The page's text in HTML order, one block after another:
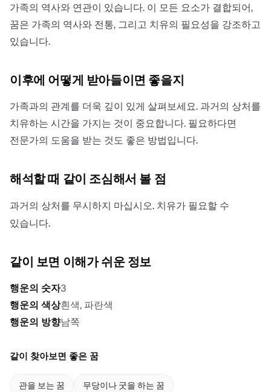
가족의 역사와 연관이 있습니다. 이 모든 요소가 결합되어,
꿈은 가족의 역사와 전통, 그리고 치유의 필요성을 강조하고
있습니다.
이후에 어떻게 받아들이면 좋을지
가족과의 관계를 더욱 깊이 있게 살펴보세요. 과거의 상처를
치유하는 시간을 가지는 것이 중요합니다. 필요하다면
전문가의 도움을 받는 것도 좋은 방법입니다.
해석할 때 같이 조심해서 볼 점
과거의 상처를 무시하지 마십시오. 치유가 필요할 수
있습니다.
같이 보면 이해가 쉬운 정보
행운의 숫자3
행운의 색상흰색, 파란색
행운의 방향남쪽
같이 찾아보면 좋은 꿈
관을 보는 꿈 무당이나 굿을 하는 꿈